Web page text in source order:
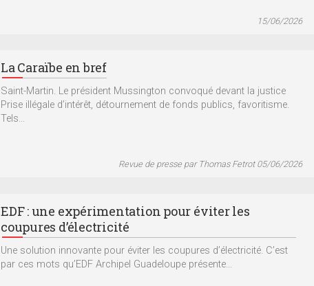
15/06/2026
La Caraïbe en bref
Saint-Martin. Le président Mussington convoqué devant la justice
Prise illégale d’intérêt, détournement de fonds publics, favoritisme.
Tels...
Revue de presse par Thomas Fetrot 05/06/2026
EDF : une expérimentation pour éviter les
coupures d’électricité
Une solution innovante pour éviter les coupures d’électricité. C’est
par ces mots qu’EDF Archipel Guadeloupe présente...